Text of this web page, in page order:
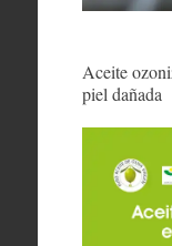
Aceite
piel dañada